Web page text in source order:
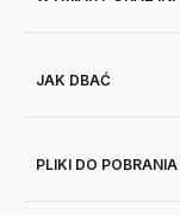
JAK DBAĆ
PLIKI DO POBRANIA